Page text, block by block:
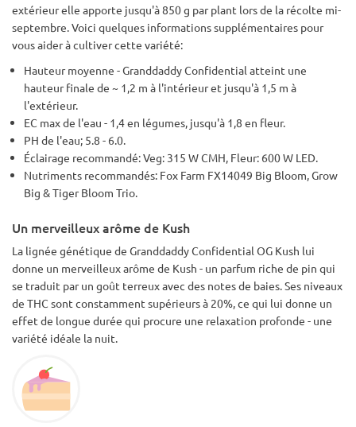
extérieur elle apporte jusqu'à 850 g par plant lors de la récolte mi-
septembre. Voici quelques informations supplémentaires pour
vous aider à cultiver cette variété:
Hauteur moyenne - Granddaddy Confidential atteint une
hauteur finale de ~ 1,2 m à l'intérieur et jusqu'à 1,5 m à
l'extérieur.
EC max de l'eau - 1,4 en légumes, jusqu'à 1,8 en fleur.
PH de l'eau; 5.8 - 6.0.
Éclairage recommandé: Veg: 315 W CMH, Fleur: 600 W LED.
Nutriments recommandés: Fox Farm FX14049 Big Bloom, Grow
Big & Tiger Bloom Trio.
Un merveilleux arôme de Kush
La lignée génétique de Granddaddy Confidential OG Kush lui
donne un merveilleux arôme de Kush - un parfum riche de pin qui
se traduit par un goût terreux avec des notes de baies. Ses niveaux
de THC sont constamment supérieurs à 20%, ce qui lui donne un
effet de longue durée qui procure une relaxation profonde - une
variété idéale la nuit.